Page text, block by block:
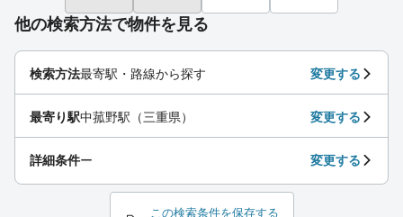
他の検索方法で物件を見る
検索方法最寄駅・路線から探す 変更する
最寄り駅中菰野駅（三重県） 変更する
詳細条件ー 変更する
この検索条件を保存する